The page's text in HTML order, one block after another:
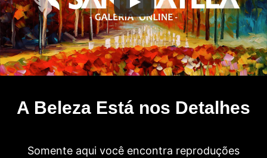
A Beleza Está nos Detalhes
Somente aqui você encontra reproduções